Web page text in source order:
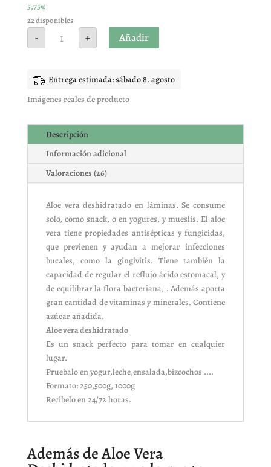
5,75€
22 disponibles
- Vera
Deshidratado
+ Añadir
Entrega estimada: sábado 8. agosto
Imágenes reales de producto
Descripción
Información adicional
Valoraciones (26)
Aloe vera deshidratado en láminas. Se consume
solo, como snack, o en yogures, y mueslis. El aloe
vera tiene propiedades antisépticas y fungicidas,
que previenen y ayudan a mejorar infecciones
bucales, como la gingivitis. Tiene también la
capacidad de regular el reflujo ácido estomacal, y
de equilibrar la flora bacteriana, . Además aporta
gran cantidad de vitaminas y minerales. Contiene
azúcar añadida.
Aloe vera deshidratado
Es un snack perfecto para tomar en cualquier
lugar.
Pruebalo en yogur,leche,ensalada,bizcochos ....
Formato: 250,500g, 1000g
Recibelo en 24/72 horas.
Además de Aloe Vera